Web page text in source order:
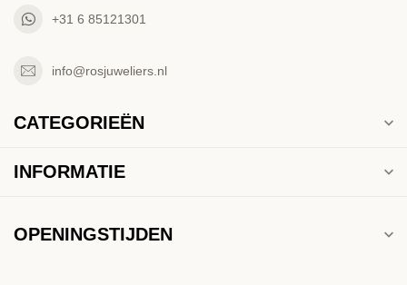
+31 6 85121301
info@rosjuweliers.nl
CATEGORIEËN
INFORMATIE
OPENINGSTIJDEN